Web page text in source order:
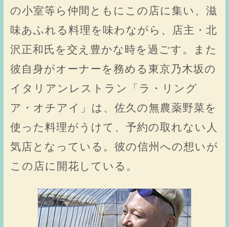
の小室等ら仲間ともにこの店に集い、滋
味あふれる料理を味わながら、店主・北
沢正和氏を交え豊かな時を過ごす。また
彼自身がオーナーを務める東京乃木坂の
イタリアンレストラン「ラ・リング
ア・オチアイ」は、佐久の無農薬野菜を
使った料理がうけて、予約の取れない人
気店となっている。彼の信州への想いが
この店に開花している。